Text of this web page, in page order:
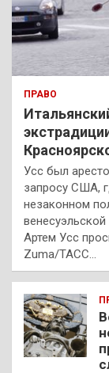
ПРАВО
Усс был
запросу США,
незаконном
Артем Усс
Zuma/ТАСС…